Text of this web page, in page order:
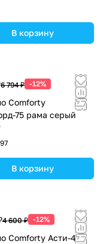
В корзину
6 794 ₽ -12%
Comforty
75 рама серый
В корзину
4 600 ₽ -12%
Comforty Асти-40